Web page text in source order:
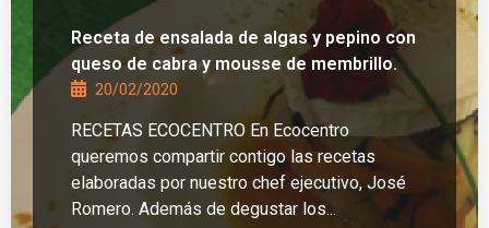
Receta de ensalada de algas y pepino con
queso de cabra y mousse de membrillo.
20/02/2020
RECETAS ECOCENTRO En Ecocentro
queremos compartir contigo las recetas
elaboradas por nuestro chef ejecutivo, José
Romero. Además de degustar los...